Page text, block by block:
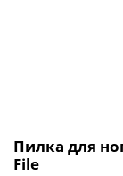
Пилка для
File